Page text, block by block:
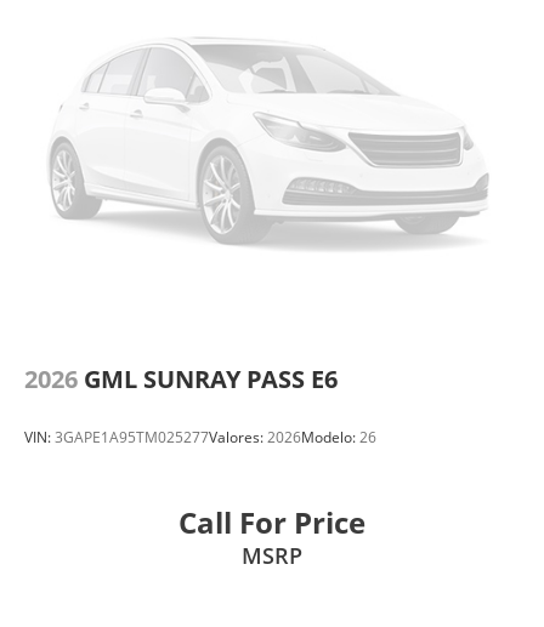
2026 GML SUNRAY PASS E6
VIN:3GAPE1A95TM025277Valores:2026Modelo:26
Call For Price
MSRP